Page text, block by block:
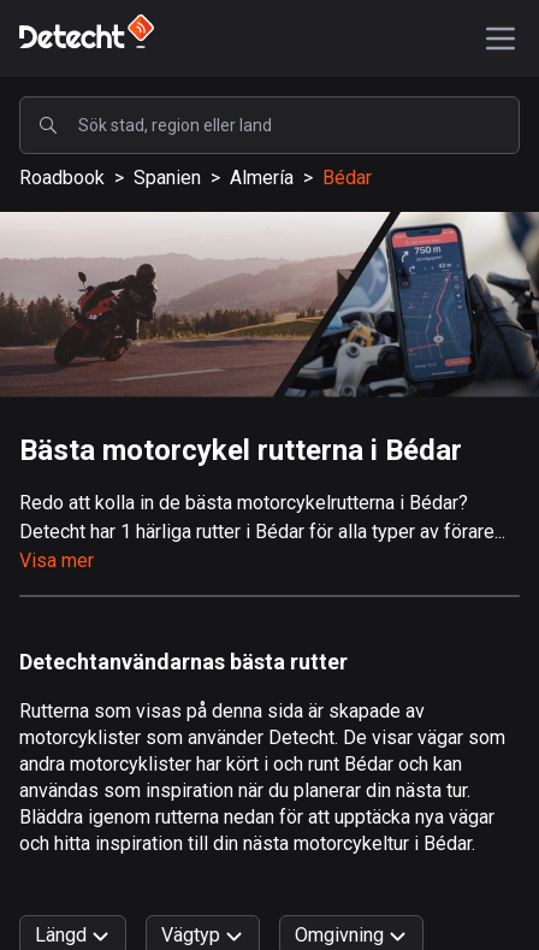
POPULÄRA
USA
587668 rutter
Sverige
203467 rutter
Storbritannien
115249 rutter
9 rutter
517 rutter
Albanien
Algeriet
175 rutter
Amerikanska Jungfruöarna
1 rutt
62 rutter
Roadbook > Spanien > Almería > Bédar
Bästa motorcykel rutterna i Bédar
Redo att kolla in de bästa motorcykelrutterna i Bédar?
Detecht har 1 härliga rutter i Bédar för alla typer av förare...
Visa mer
Detechtanvändarnas bästa rutter
Rutterna som visas på denna sida är skapade av
motorcyklister som använder Detecht. De visar vägar som
andra motorcyklister har kört i och runt Bédar och kan
användas som inspiration när du planerar din nästa tur.
Bläddra igenom rutterna nedan för att upptäcka nya vägar
och hitta inspiration till din nästa motorcykeltur i Bédar.
Längd Vägtyp Omgivning